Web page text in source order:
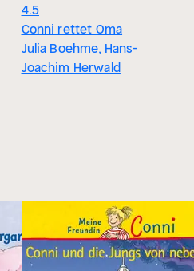
4.5
Conni rettet Oma
Julia Boehme, Hans-
Joachim Herwald